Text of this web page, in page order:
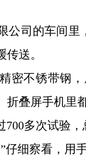
公司的车间
送。
密不锈带钢
折叠屏手机里
700多次试验
仔细察看，用